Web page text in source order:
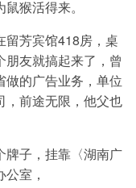
猴活得来。
留芳宾馆418房，桌
友就搞起来了，曾
做的广告业务，单位
，前途无限，他父也
牌子，挂靠〈湖南广
室，